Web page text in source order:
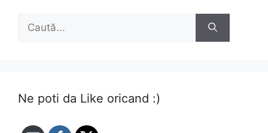
Caută
Ne poti da Like oricand :)